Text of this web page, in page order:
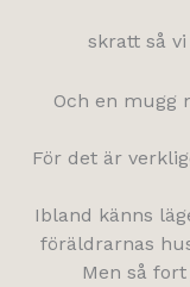
skratt så
Och en mugg
För det är
Ibland känns
föräldrarnas
Men så